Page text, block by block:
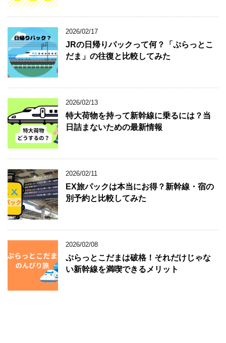
2026/02/17
JRの日帰りパックって何？「ぷらっとこ
だま」の往復と比較してみた
2026/02/13
特大荷物を持って新幹線に乗るには？当
日詰まないための最新情報
2026/02/11
EX旅パックは本当にお得？新幹線・宿の
別予約と比較してみた
2026/02/08
ぷらっとこだまは破格！それだけじゃな
い新幹線を満喫できるメリット